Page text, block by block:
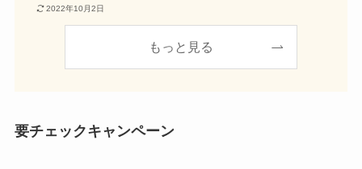
2022年10月2日
もっと見る
要チェックキャンペーン